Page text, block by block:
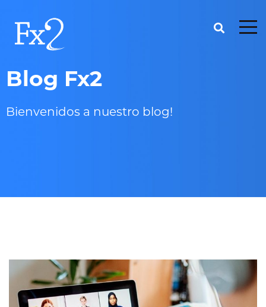
Blog Fx2
Bienvenidos a nuestro blog!